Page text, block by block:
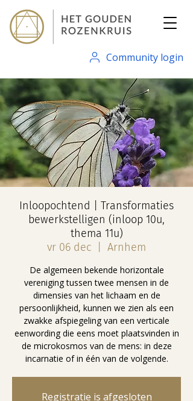
Community login
Inloopochtend | Transformaties
bewerkstelligen (inloop 10u,
thema 11u)
vr 06 dec
Arnhem
De algemeen bekende horizontale
vereniging tussen twee mensen in de
dimensies van het lichaam en de
persoonlijkheid, kunnen we zien als een
zwakke afspiegeling van een verticale
eenwording die eens moet plaatsvinden in
de microkosmos van de mens: in deze
incarnatie of in één van de volgende.
Registratie is afgesloten